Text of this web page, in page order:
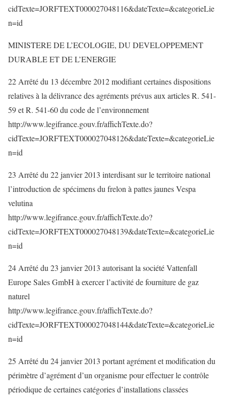
cidTexte=JORFTEXT000027048116&dateTexte=&categorieLie
n=id
MINISTERE DE L’ECOLOGIE, DU DEVELOPPEMENT
DURABLE ET DE L’ENERGIE
22 Arrêté du 13 décembre 2012 modifiant certaines dispositions
relatives à la délivrance des agréments prévus aux articles R. 541-
59 et R. 541-60 du code de l’environnement
http://www.legifrance.gouv.fr/affichTexte.do?
cidTexte=JORFTEXT000027048126&dateTexte=&categorieLie
n=id
23 Arrêté du 22 janvier 2013 interdisant sur le territoire national
l’introduction de spécimens du frelon à pattes jaunes Vespa
velutina
http://www.legifrance.gouv.fr/affichTexte.do?
cidTexte=JORFTEXT000027048139&dateTexte=&categorieLie
n=id
24 Arrêté du 23 janvier 2013 autorisant la société Vattenfall
Europe Sales GmbH à exercer l’activité de fourniture de gaz
naturel
http://www.legifrance.gouv.fr/affichTexte.do?
cidTexte=JORFTEXT000027048144&dateTexte=&categorieLie
n=id
25 Arrêté du 24 janvier 2013 portant agrément et modification du
périmètre d’agrément d’un organisme pour effectuer le contrôle
périodique de certaines catégories d’installations classées